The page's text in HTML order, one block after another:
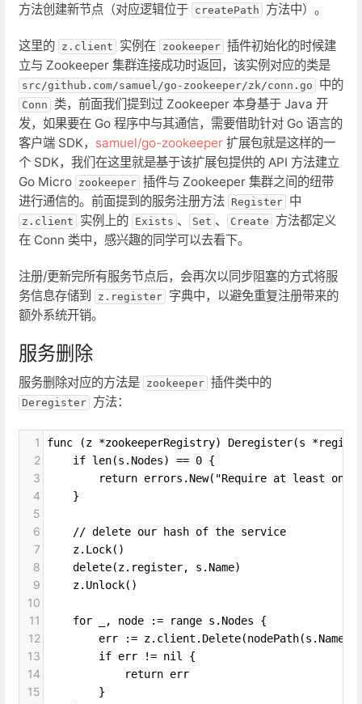
方法创建新节点（对应逻辑位于 createPath 方法中）。
这里的 z.client 实例在 zookeeper 插件初始化的时候建
立与 Zookeeper 集群连接成功时返回，该实例对应的类是
src/github.com/samuel/go-zookeeper/zk/conn.go 中的
Conn
类，前面我们提到过 Zookeeper 本身基于 Java 开
发，如果要在 Go 程序中与其通信，需要借助针对 Go 语言的
客户端 SDK， samuel/go-zookeeper 扩展包就是这样的一
个 SDK，我们在这里就是基于该扩展包提供的 API 方法建立
Go Micro zookeeper 插件与 Zookeeper 集群之间的纽带
进行通信的。前面提到的服务注册方法 Register 中
z.client 实例上的 Exists 、 Set 、 Create
方法都定义
在 Conn 类中，感兴趣的同学可以去看下。
注册/更新完所有服务节点后，会再次以同步阻塞的方式将服
务信息存储到
z.register 字典中，以避免重复注册带来的
额外系统开销。
服务删除
服务删除对应的方法是 zookeeper 插件类中的
Deregister 方法：
1 func (z *zookeeperRegistry) Deregister(s
2 if len(s.Nodes) == 0 {
3 return errors.New("Require at least one
4 }
5
6
// delete our hash of the service
7 z.Lock()
8 delete(z.register, s.Name)
9 z.Unlock()
10
11
for _, node := range s.Nodes {
12 err := z.client.Delete(nodePath(s.Name,
13 if err != nil {
14 return err
15 }